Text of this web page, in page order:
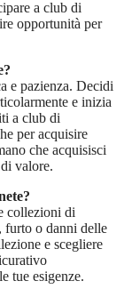
a club di
opportunità per
e pazienza. Decidi
e inizia
a club di
per acquisire
che acquisisci
valore.
collezioni di
furto o danni delle
e scegliere
tue esigenze.